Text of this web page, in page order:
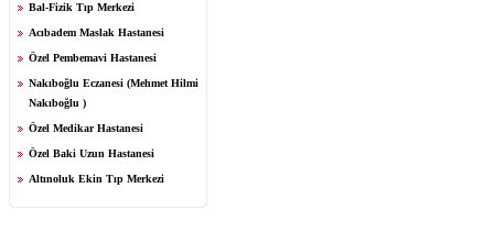
Bal-Fizik Tıp Merkezi
Acıbadem Maslak Hastanesi
Özel Pembemavi Hastanesi
Nakıboğlu Eczanesi (Mehmet Hilmi
Nakıboğlu )
Özel Medikar Hastanesi
Özel Baki Uzun Hastanesi
Altınoluk Ekin Tıp Merkezi